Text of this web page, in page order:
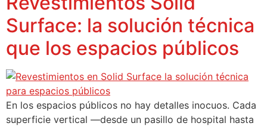
Surface: la solución técnica
que los espacios públicos
En los espacios públicos no hay detalles inocuos. Cada
superficie vertical —desde un pasillo de hospital hasta